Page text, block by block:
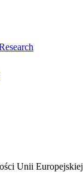
Unii Europejskiej